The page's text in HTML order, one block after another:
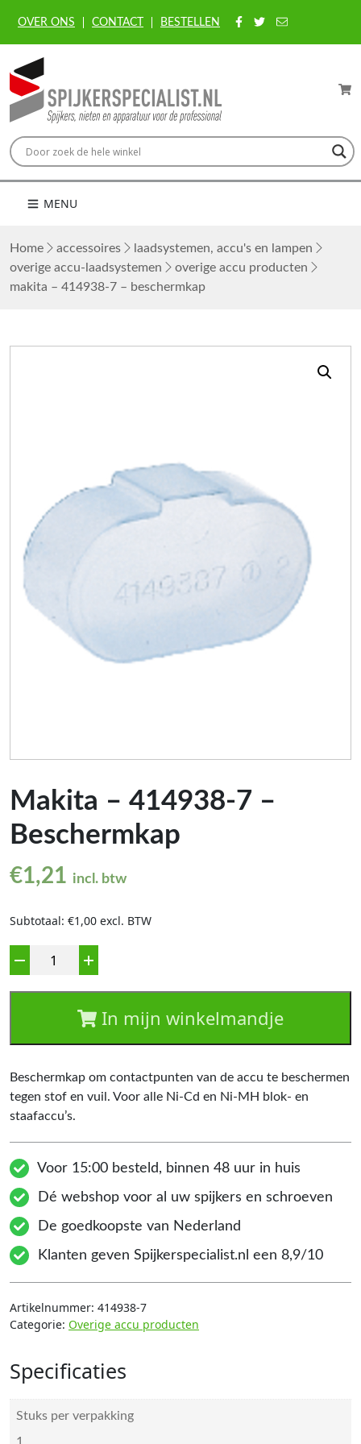
OVER ONS CONTACT BESTELLEN
MENU
Home accessoires
laadsystemen, accu's en lampen
overige accu-laadsystemen
overige accu producten
makita – 414938-7 – beschermkap
Makita – 414938-7 –
Beschermkap
€1,21 incl. btw
Subtotaal: €1,00 excl. BTW
In mijn winkelmandje
Beschermkap om contactpunten van de accu te beschermen
tegen stof en vuil. Voor alle Ni-Cd en Ni-MH blok- en
staafaccu’s.
Voor 15:00 besteld, binnen 48 uur in huis
Dé webshop voor al uw spijkers en schroeven
De goedkoopste van Nederland
Klanten geven Spijkerspecialist.nl een 8,9/10
Artikelnummer: 414938-7
Categorie: Overige accu producten
Specificaties
Stuks per verpakking